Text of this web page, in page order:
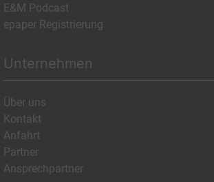
E&M Podcast
epaper Registrierung
Unternehmen
Über uns
Kontakt
Anfahrt
Partner
Ansprechpartner